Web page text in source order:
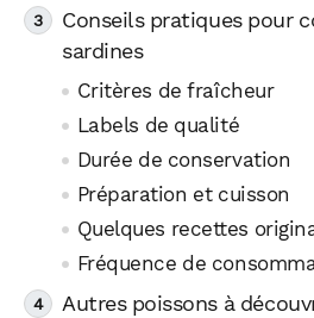
Conseils pratiques pour
sardines
Critères de fraîcheur
Labels de qualité
Durée de conservation
Préparation et cuisson
Quelques recettes
Fréquence de
Autres poissons à